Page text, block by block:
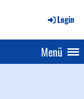
Login
Menü